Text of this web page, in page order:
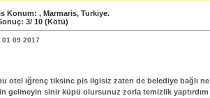
Konum: , Marmaris, Turkiye.
3/ 10 (Kötü)
01 09 2017
bu otel iğrenç tiksinc pis ilgisiz zaten de belediye bağlı ne
gelmeyin sinir küpü olursunuz zorla temizlik yaptırdım